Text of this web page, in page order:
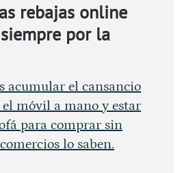
rebajas online
por la
acumular el cansancio
móvil a mano y estar
para comprar sin
lo saben.